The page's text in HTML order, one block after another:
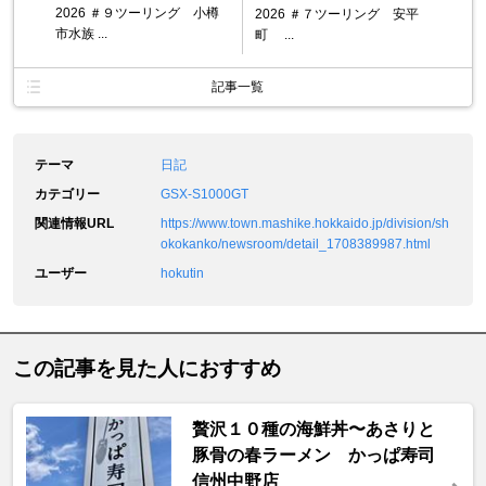
2026 ＃９ツーリング 小樽
市水族 ...
2026 ＃７ツーリング 安平
町 ...
記事一覧
テーマ
日記
カテゴリー
GSX-S1000GT
関連情報URL
https://www.town.mashike.hokkaido.jp/division/sh
okokanko/newsroom/detail_1708389987.html
ユーザー
hokutin
この記事を見た人におすすめ
贅沢１０種の海鮮丼〜あさりと
豚骨の春ラーメン かっぱ寿司
信州中野店